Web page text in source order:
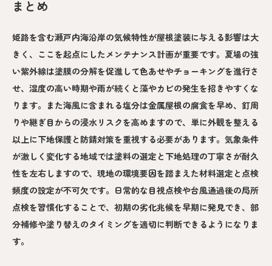
まとめ
姫路を含む瀬戸内海沿岸の気候特性が屋根塗装に与える影響は大
きく、ここを起点にしたメンテナンス計画が重要です。夏場の強
い紫外線は塗膜の分解を促進して色あせやチョーキングを進行さ
せ、湿度の高い時期や雨が続くと藻やカビの発生を招きやすくな
ります。また海風に含まれる塩分は金属屋根の腐食を早め、釘周
りや継ぎ目からの浸水リスクを高めますので、単に外観を整える
以上に下地保護と防錆対策を重視する必要があります。気象条件
が激しく変化する地域では塗料の選定と下地処理の丁寧さが耐久
性を左右しますので、現地の環境要因を踏まえた材料選定と点検
頻度の設定が不可欠です。日常的な目視点検や台風通過後の局所
点検を習慣化することで、初期の劣化兆候を早期に発見でき、部
分補修や塗り替えのタイミングを適切に判断できるようになりま
す。